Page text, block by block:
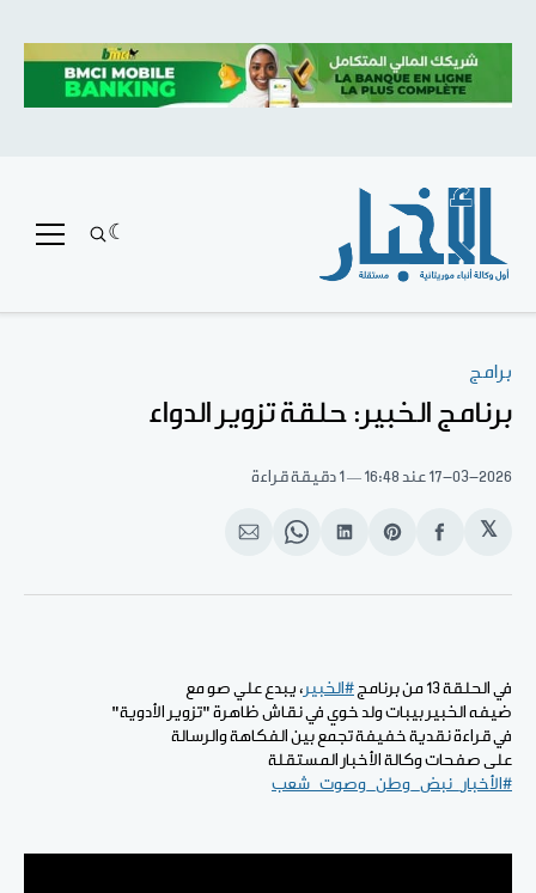
برامج
برنامج الخبير: حلقة تزوير الدواء
17-03-2026 عند 16:48 1 دقيقة قراءة
𝕏
انشر
الفيسبوك
Share
Pinterest
انشر
لينكد
Share
WhatsApp
انشر
الإيميل
في الحلقة 13 من برنامج #الخبير ، يبدع علي صو مع
ضيفه الخبير بيبات ولد خوي في نقاش ظاهرة "تزوير الأدوية"
في قراءة نقدية خفيفة تجمع بين الفكاهة والرسالة
على صفحات وكالة الأخبار المستقلة
#الأخبار_نبض_وطن_وصوت_شعب